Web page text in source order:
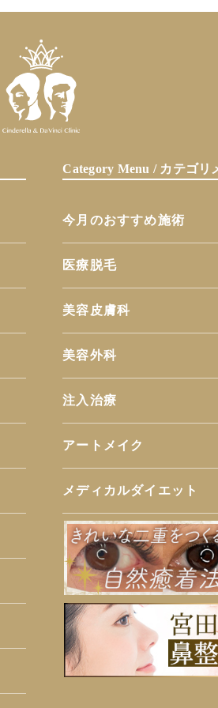
Category Menu / カテゴリ
今月のおすすめ施術
医療脱毛
美容皮膚科
美容外科
注入治療
アートメイク
メディカルダイエット